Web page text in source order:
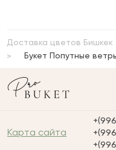
Доставка цветов Бишкек
Букет Попутные
Карта сайта